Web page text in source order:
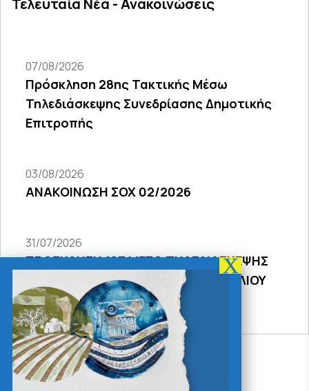
Τελευταία Νέα - Ανακοινώσεις
07/08/2026
Πρόσκληση 28ης Τακτικής Μέσω
Τηλεδιάσκεψης Συνεδρίασης Δημοτικής
Επιτροπής
03/08/2026
ΑΝΑΚΟΙΝΩΣΗ ΣΟΧ 02/2026
31/07/2026
ΠΡΟΣΚΛΗΣΗ 18Σ ΜΕΣΩ ΤΗΛΕΔΙΑΣΚΕΨΗΣ
ΣΥΝΕΔΡΙΑΣΗΣ ΔΗΜΟΤΙΚΟΥ ΣΥΜΒΟΥΛΙΟΥ
2026